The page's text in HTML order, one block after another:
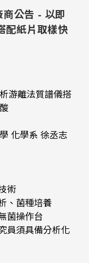
商公告 - 以即
配紙片取樣快
游離法質譜儀搭
化學系 徐丞志
術
、菌種培養
菌操作台
員須具備分析化